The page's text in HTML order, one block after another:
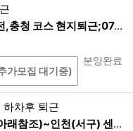
면, 법령에서 정의하는
니하는 회원의 개인정
30일 전까지 개인정
이와 유사한 방법 중 어
알립니다.
보유 기간은 다음과 같
현지퇴근 1배송 현지퇴근
진행상태
분양완료
가모집 대기중)
차후 퇴근
구) 센터 하차후 퇴근;22:00~05:00